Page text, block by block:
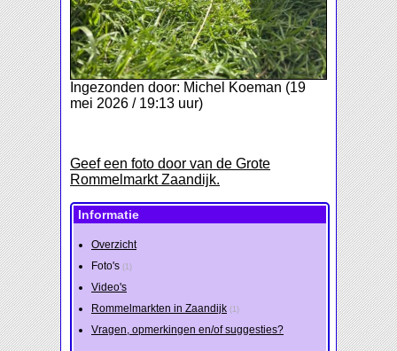
Ingezonden door: Michel Koeman (19
mei 2026 / 19:13 uur)
Geef een foto door van de Grote
Rommelmarkt Zaandijk.
Informatie
Overzicht
Foto's (1)
Video's
Rommelmarkten in Zaandijk (1)
Vragen, opmerkingen en/of suggesties?